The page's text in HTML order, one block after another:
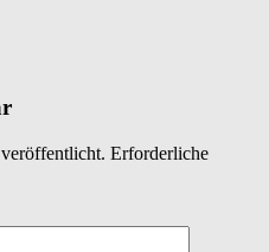
Erforderliche